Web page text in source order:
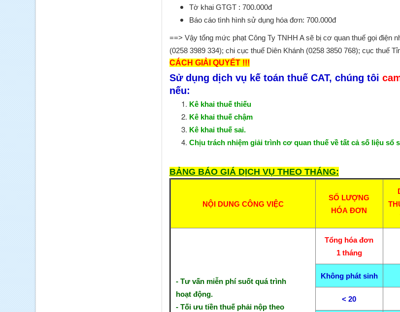
Tờ khai GTGT : 700.000đ
Báo cáo tình hình sử dụng hóa đơn: 700.000đ
==> Vậy tổng mức phạt Công Ty TNHH A sẽ bị cơ quan thuế gọi điện
(0258 3989 334); chi cục thuế Diên Khánh (0258 3850 768); cục thuế
CÁCH GIẢI QUYẾT !!!
Sử dụng dịch vụ kế toán thuế CAT, chúng tôi
nếu:
Kê khai thuế thiếu
Kê khai thuế chậm
Kê khai thuế sai.
Chịu trách nhiệm giải trình cơ quan thuế về tất cả số liệu sổ
BẢNG BÁO GIÁ DỊCH VỤ THEO THÁNG:
NỘI DUNG CÔNG VIỆC
SỐ LƯỢNG
HÓA ĐƠN
- Tư vấn miễn phí suốt quá trình
hoạt động.
- Tối ưu tiền thuế phải nộp theo
Tổng hóa đơn
1 tháng
Không phát sinh
< 20